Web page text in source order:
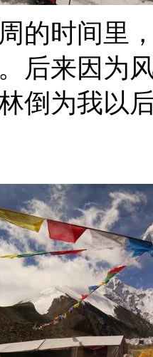
的时间里
后来因为
倒为我以